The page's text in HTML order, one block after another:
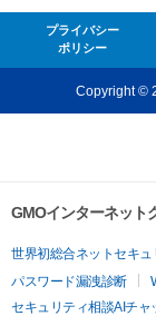
プライバシー
ポリシー
Copyright ©
GMOインターネット
世界初総合ネットセキュ
パスワード漏洩診断
セキュリティ相談AIチャ